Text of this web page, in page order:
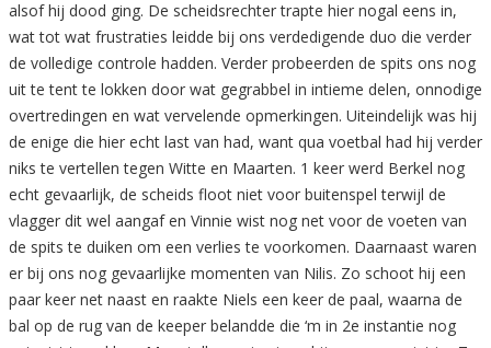
alsof hij dood ging. De scheidsrechter trapte hier nogal eens in,
wat tot wat frustraties leidde bij ons verdedigende duo die verder
de volledige controle hadden. Verder probeerden de spits ons nog
uit te tent te lokken door wat gegrabbel in intieme delen, onnodige
overtredingen en wat vervelende opmerkingen. Uiteindelijk was hij
de enige die hier echt last van had, want qua voetbal had hij verder
niks te vertellen tegen Witte en Maarten. 1 keer werd Berkel nog
echt gevaarlijk, de scheids floot niet voor buitenspel terwijl de
vlagger dit wel aangaf en Vinnie wist nog net voor de voeten van
de spits te duiken om een verlies te voorkomen. Daarnaast waren
er bij ons nog gevaarlijke momenten van Nilis. Zo schoot hij een
paar keer net naast en raakte Niels een keer de paal, waarna de
bal op de rug van de keeper belandde die ‘m in 2e instantie nog